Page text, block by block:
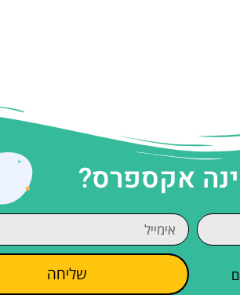
אקספרס?
שליחה